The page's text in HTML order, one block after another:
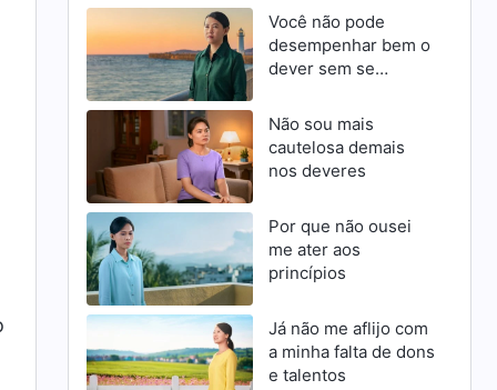
verdade
Você não pode
desempenhar bem o
dever sem se
progredir
Não sou mais
cautelosa demais
nos deveres
Por que não ousei
me ater aos
princípios
Já não me aflijo com
a minha falta de dons
e talentos